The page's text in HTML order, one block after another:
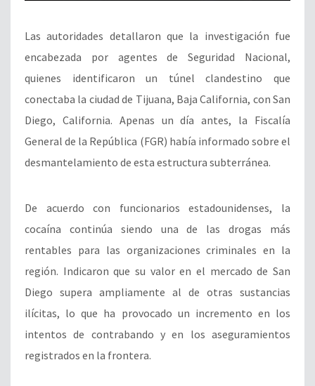
Las autoridades detallaron que la investigación fue
encabezada por agentes de Seguridad Nacional,
quienes identificaron un túnel clandestino que
conectaba la ciudad de Tijuana, Baja California, con San
Diego, California. Apenas un día antes, la Fiscalía
General de la República (FGR) había informado sobre el
desmantelamiento de esta estructura subterránea.
De acuerdo con funcionarios estadounidenses, la
cocaína continúa siendo una de las drogas más
rentables para las organizaciones criminales en la
región. Indicaron que su valor en el mercado de San
Diego supera ampliamente al de otras sustancias
ilícitas, lo que ha provocado un incremento en los
intentos de contrabando y en los aseguramientos
registrados en la frontera.